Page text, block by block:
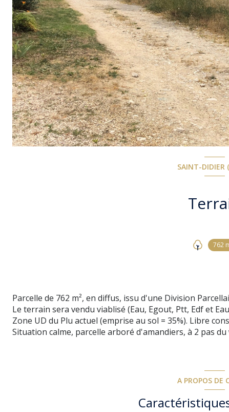
SAINT-DIDIER
762
Parcelle de 762 m², en diffus, issu d'une Division
Le terrain sera vendu viablisé (Eau, Egout, Ptt, Edf et
Zone UD du Plu actuel (emprise au sol = 35%). Libre
Situation calme, parcelle arboré d'amandiers, à 2 pas du
A PROPOS DE